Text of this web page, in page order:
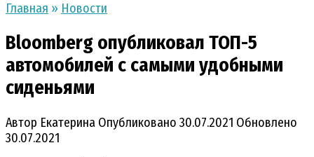
Главная » Новости
Bloomberg опубликовал ТОП-5
автомобилей с самыми удобными
сиденьями
Автор Екатерина Опубликовано 30.07.2021 Обновлено
30.07.2021